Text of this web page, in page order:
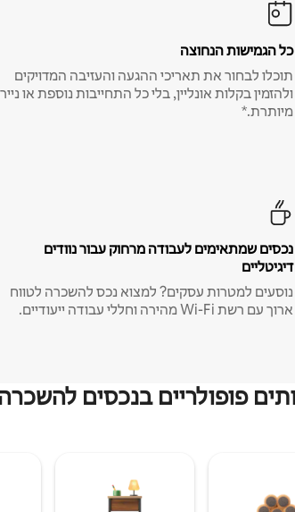
כל הגמישות הנחוצה
תוכלו לבחור את תאריכי ההגעה והעזיבה המדויקים
ולהזמין בקלות אונליין, בלי כל התחייבות נוספת או
מיותרת.*
נכסים שמתאימים לעבודה מרחוק עבור נוודים
דיגיטליים
נוסעים למטרות עסקים? למצוא נכס להשכרה לטווח
ארוך עם רשת Wi-Fi מהירה וחללי עבודה ייעודיים.
פופולריים בנכסים